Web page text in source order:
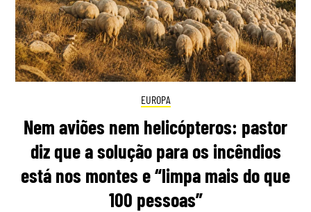
EUROPA
Nem aviões nem helicópteros: pastor
diz que a solução para os incêndios
está nos montes e “limpa mais do que
100 pessoas”